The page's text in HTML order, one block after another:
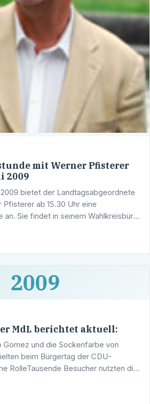
mit Werner Pfisterer
2009
2009 bietet der Landtagsabgeordnete
Pfisterer ab 15.30 Uhr eine
an. Sie findet in seinem Wahlkreisbüro
2009
MdL berichtet aktuell:
Gomez und die Sockenfarbe von
beim Bürgertag der CDU-
RolleTausende Besucher nutzten die